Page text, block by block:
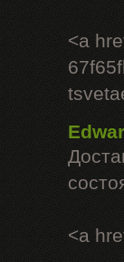
<a
<a